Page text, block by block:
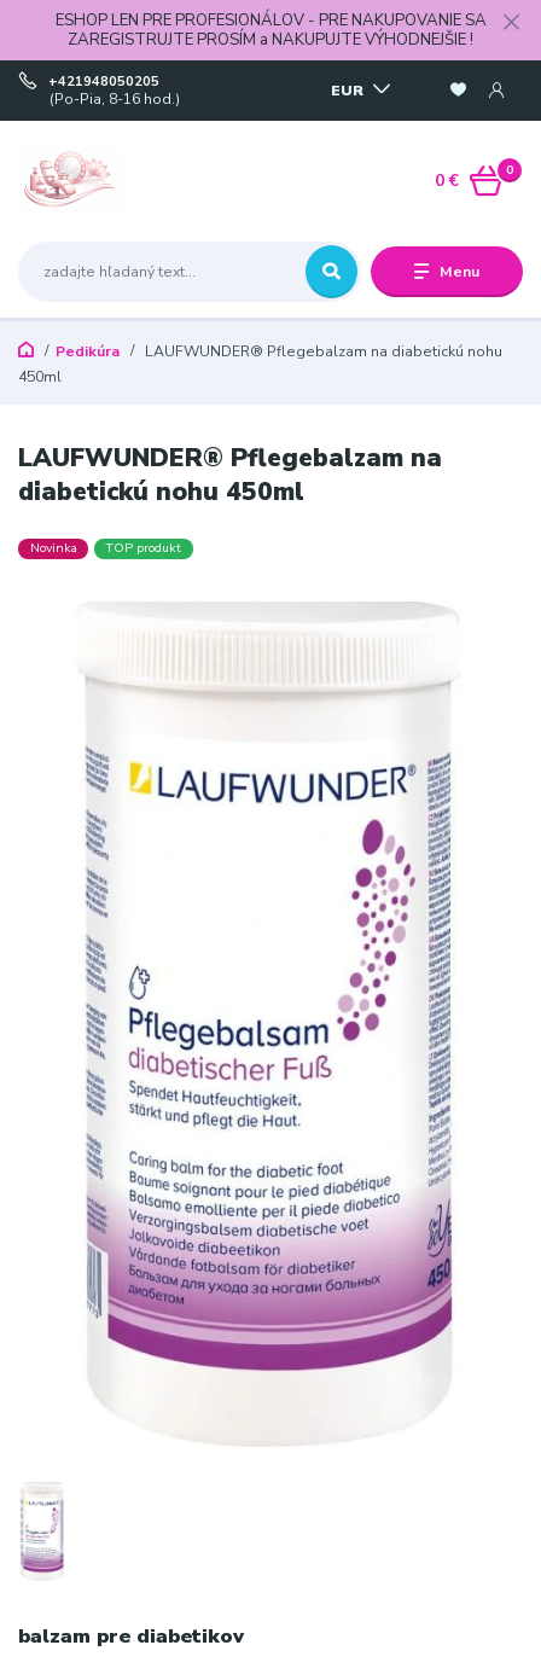
ESHOP LEN PRE PROFESIONÁLOV - PRE NAKUPOVANIE SA
ZAREGISTRUJTE PROSÍM a NAKUPUJTE VÝHODNEJŠIE !
Menu
EUR
+421948050205
(Po-Pia, 8-16 hod.)
0
0 €
Pedikúra
LAUFWUNDER® Pflegebalzam na diabetickú nohu
450ml
LAUFWUNDER® Pflegebalzam na
diabetickú nohu 450ml
Novinka TOP produkt
balzam pre diabetikov